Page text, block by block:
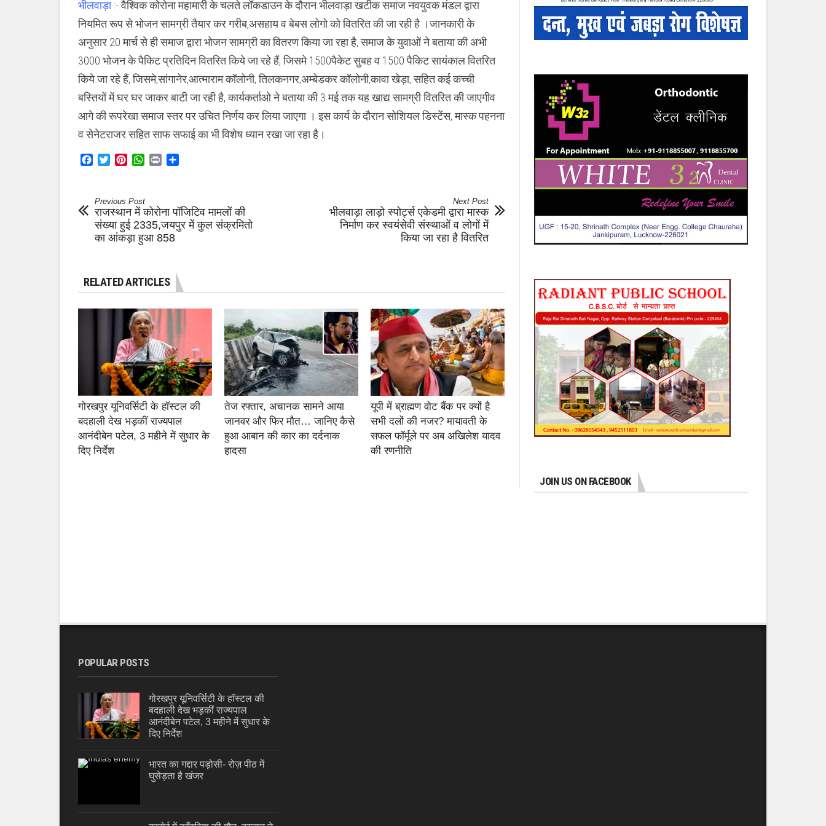
भोजन
तैयार
गरीब,असहाय
लोगों
में
की
जा
रही
वितरित
भीलवाड़ा :-वैश्विक कोरोना महामारी के चलते लॉकडाउन के दौरान भीलवाड़ा खटीक समाज नवयुवक मंडल द्वारा
नियमित रूप से भोजन सामग्री तैयार कर गरीब,असहाय व बेबस लोगो को वितरित की जा रही है ।जानकारी के
अनुसार 20 मार्च से ही समाज द्वारा भोजन सामग्री का वितरण किया जा रहा है, समाज के युवाओं ने बताया की अभी
3000 भोजन के पैकिट प्रतिदिन वितरित किये जा रहे हैं, जिसमे 1500पैकेट सुबह व 1500 पैकिट सायंकाल वितरित
किये जा रहे हैं, जिसमे,सांगानेर,आत्माराम कॉलोनी, तिलकनगर,अम्बेडकर कॉलोनी,कावा खेड़ा, सहित कई कच्ची
बस्तियों में घर घर जाकर बाटी जा रही है, कार्यकर्ताओ ने बताया की 3 मई तक यह खाद्य सामग्री वितरित की जाएगीव
आगे की रूपरेखा समाज स्तर पर उचित निर्णय कर लिया जाएगा । इस कार्य के दौरान सोशियल डिस्टेंस, मास्क पहनना
व सेनेटराजर सहित साफ सफाई का भी विशेष ध्यान रखा जा रहा है।
Facebook
TwitterPinterestWhatsApp
Print
Previous Post
राजस्थान में कोरोना पॉजिटिव मामलों की
संख्या हुई 2335,जयपुर में कुल संक्रमितो
का आंकड़ा हुआ 858
Next Post
भीलवाड़ा लाड़ो स्पोर्ट्स एकेडमी द्वारा मास्क
निर्माण कर स्वयंसेवी संस्थाओं व लोगों में
किया जा रहा है वितरित
RELATED ARTICLES
गोरखपुर यूनिवर्सिटी के हॉस्टल की
बदहाली देख भड़कीं राज्यपाल
आनंदीबेन पटेल, 3 महीने में सुधार के
दिए निर्देश
तेज रफ्तार, अचानक सामने आया
जानवर और फिर मौत… जानिए कैसे
हुआ आबान की कार का दर्दनाक
हादसा
यूपी में ब्राह्मण वोट बैंक पर क्यों है
सभी दलों की नजर? मायावती के
सफल फॉर्मूले पर अब अखिलेश यादव
की रणनीति
JOIN US ON FACEBOOK
POPULAR POSTS
गोरखपुर यूनिवर्सिटी के हॉस्टल की
बदहाली देख भड़कीं राज्यपाल
आनंदीबेन पटेल, 3 महीने में सुधार के
दिए निर्देश
भारत का गद्दार पड़ोसी- रोज़ पीठ में
घुसेड़ता है खंजर